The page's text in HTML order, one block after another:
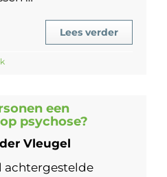
Lees verder
een
psychose?
Vleugel
achtergestelde